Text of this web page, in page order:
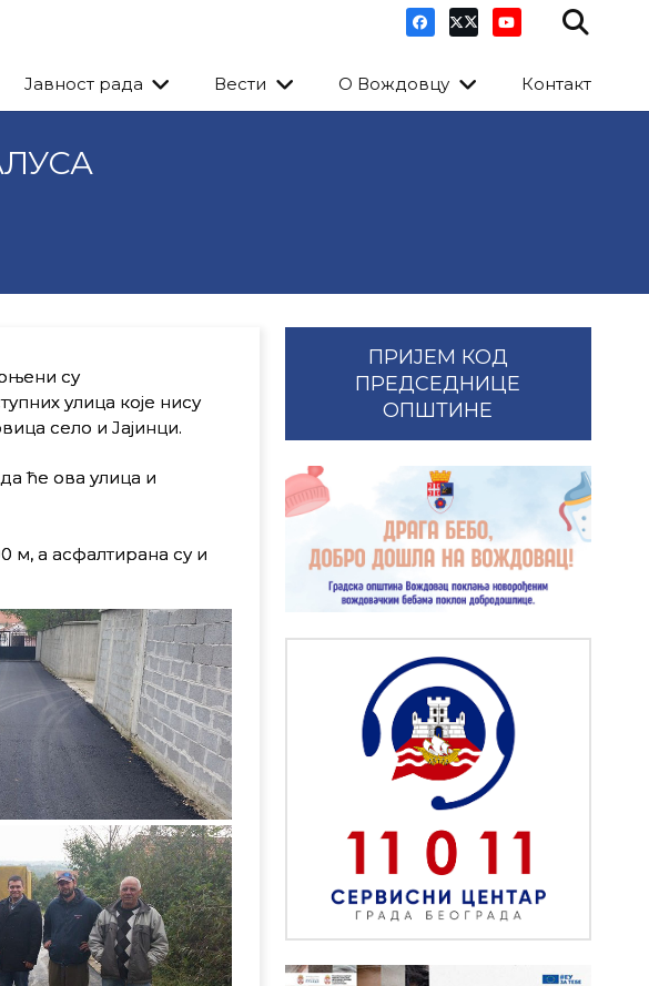
Јавност рада Вести О Вождовцу Контакт
су
улица које нису
село и Јајинци.
ће ова улица и
м, а асфалтирана су и
ПРИЈЕМ КОД
ПРЕДСЕДНИЦЕ
ОПШТИНЕ